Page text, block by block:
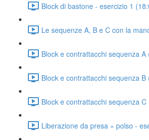
Block di bastone - esercizio 1
Le sequenze A, B e C con la
Block e contrattacchi sequenza A
Block e contrattacchi sequenza B
Block e contrattacchi sequenza C
Liberazione da presa » polso -